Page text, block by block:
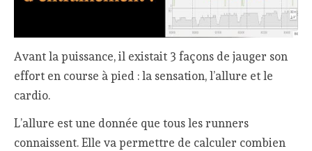
Avant la puissance, il existait 3 façons de jauger son
effort en course à pied : la sensation, l’allure et le
cardio.
L’allure est une donnée que tous les runners
connaissent. Elle va permettre de calculer combien